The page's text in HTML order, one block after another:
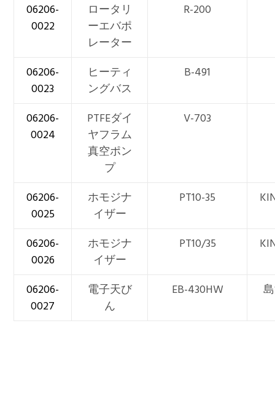
06206-
0022
ロータリ
ーエバポ
レーター
R-200
06206-
0023
ヒーティ
ングバス
B-491
06206-
0024
PTFEダイ
ヤフラム
真空ポン
プ
V-703
06206-
0025
ホモジナ
イザー
PT10-35
06206-
0026
ホモジナ
イザー
PT10/35
06206-
0027
電子天び
ん
EB-430HW